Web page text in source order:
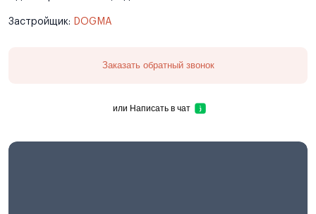
Застройщик: DOGMA
Заказать обратный звонок
или Написать в чат